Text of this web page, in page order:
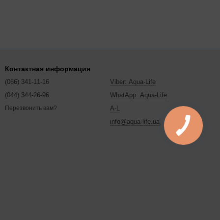
Контактная информация
(066) 341-11-16
(044) 344-26-96
Перезвонить вам?
Viber: Aqua-Life
WhatApp: Aqua-Life
A-L
info@aqua-life.ua